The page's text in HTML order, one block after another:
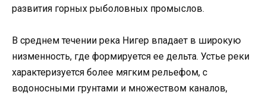
развития горных рыболовных промыслов.
В среднем течении река Нигер впадает в широкую
низменность, где формируется ее дельта. Устье реки
характеризуется более мягким рельефом, с
водоносными грунтами и множеством каналов,